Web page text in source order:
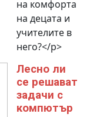
на комфорта
на децата и
учителите в
него?</p>
Лесно ли
се решават
задачи с
компютър